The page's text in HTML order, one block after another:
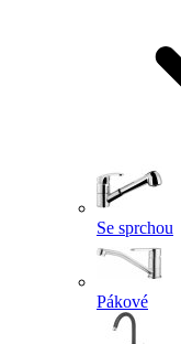
Se sprchou
Pákové